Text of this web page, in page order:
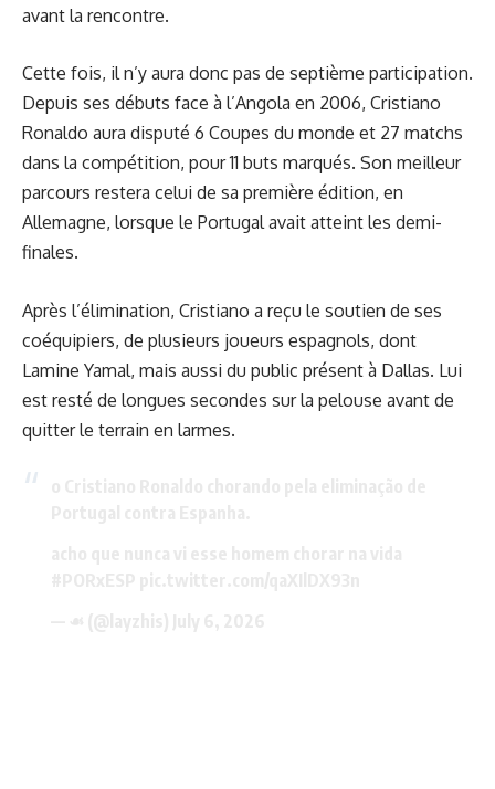
avant la rencontre.
Cette fois, il n’y aura donc pas de septième participation.
Depuis ses débuts face à l’Angola en 2006, Cristiano
Ronaldo aura disputé 6 Coupes du monde et 27 matchs
dans la compétition, pour 11 buts marqués. Son meilleur
parcours restera celui de sa première édition, en
Allemagne, lorsque le Portugal avait atteint les demi-
finales.
Après l’élimination, Cristiano a reçu le soutien de ses
coéquipiers, de plusieurs joueurs espagnols, dont
Lamine Yamal, mais aussi du public présent à Dallas. Lui
est resté de longues secondes sur la pelouse avant de
quitter le terrain en larmes.